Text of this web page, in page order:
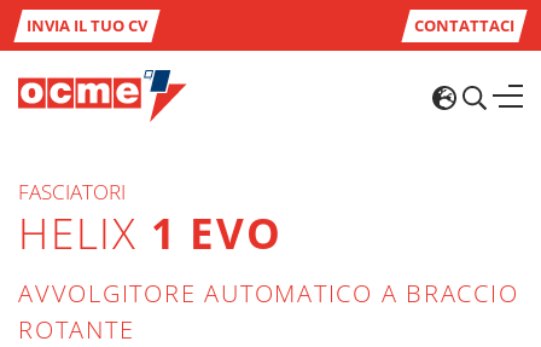
INVIA IL TUO CV CONTATTACI
FASCIATORI
HELIX 1 EVO
AVVOLGITORE AUTOMATICO A BRACCIO
ROTANTE